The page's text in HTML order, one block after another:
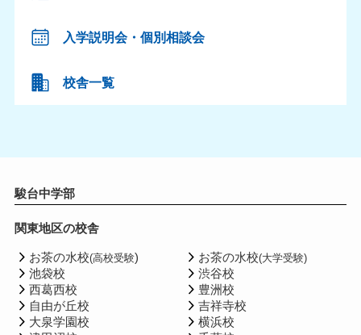
入学説明会・個別相談会
校舎一覧
駿台中学部
関東地区の校舎
お茶の水校(高校受験)
池袋校
西葛西校
自由が丘校
大泉学園校
お茶の水校(大学受験)
渋谷校
豊洲校
吉祥寺校
横浜校